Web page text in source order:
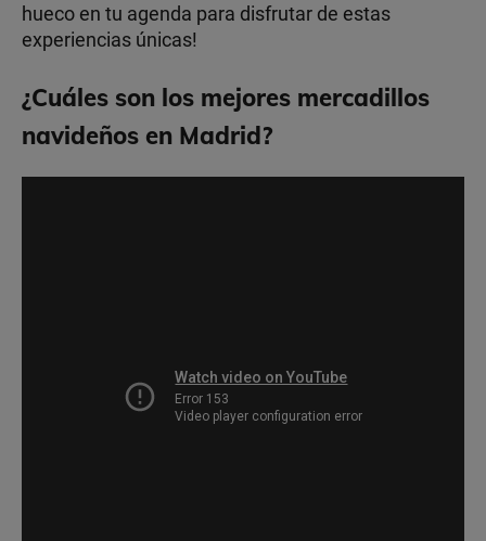
hueco en tu agenda para disfrutar de estas
experiencias únicas!
¿Cuáles son los mejores mercadillos
navideños en Madrid?